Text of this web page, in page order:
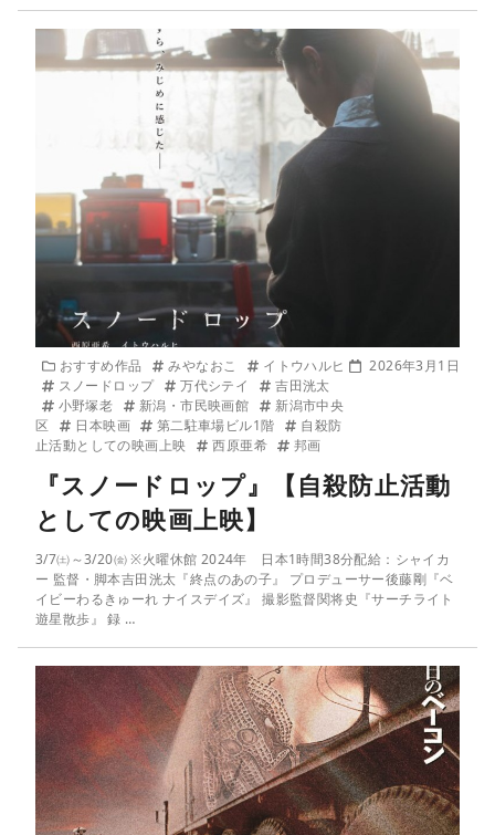
おすすめ作品 みやなおこ
イトウハルヒ
スノードロップ
万代シテイ
吉田洸太
小野塚老
新潟・市民映画館
新潟市中央
区
日本映画 第二駐車場ビル1階
自殺防
止活動としての映画上映
西原亜希 邦画
2026年3月1日
『スノードロップ』【自殺防止活動
としての映画上映】
3/7㈯～3/20㈮ ※火曜休館 2024年 日本1時間38分配給：シャイカ
ー 監督・脚本吉田洸太『終点のあの子』 プロデューサー後藤剛『ベ
イビーわるきゅーれ ナイスデイズ』 撮影監督関将史『サーチライト
遊星散歩』 録 …